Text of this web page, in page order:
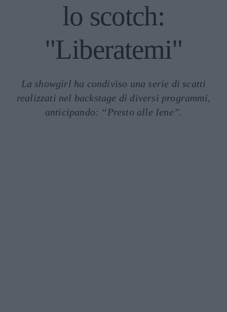
lo scotch:
"Liberatemi"
La showgirl ha condiviso una serie di scatti
realizzati nel backstage di diversi programmi,
anticipando: “Presto alle Iene”.